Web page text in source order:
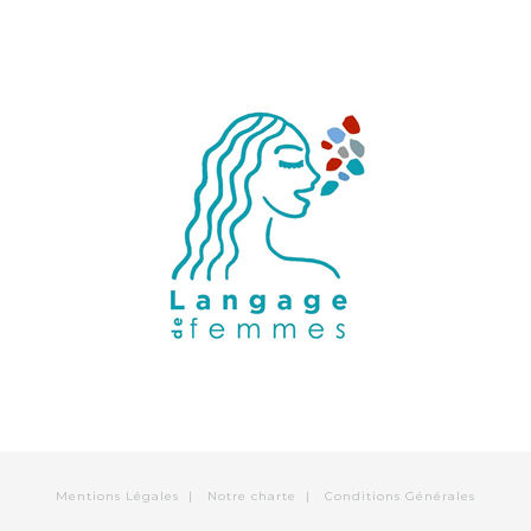
Mentions Légales | Notre charte | Conditions Générales